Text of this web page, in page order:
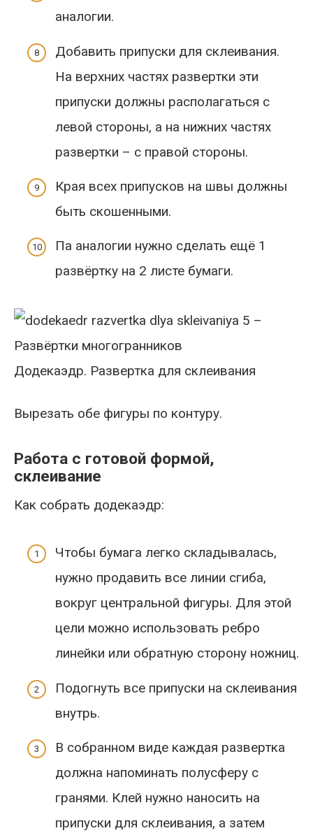
аналогии.
Добавить припуски для склеивания.
На верхних частях развертки эти
припуски должны располагаться с
левой стороны, а на нижних частях
развертки – с правой стороны.
Края всех припусков на швы должны
быть скошенными.
Па аналогии нужно сделать ещё 1
развёртку на 2 листе бумаги.
Додекаэдр. Развертка для склеивания
Вырезать обе фигуры по контуру.
Работа с готовой формой,
склеивание
Как собрать додекаэдр:
Чтобы бумага легко складывалась,
нужно продавить все линии сгиба,
вокруг центральной фигуры. Для этой
цели можно использовать ребро
линейки или обратную сторону ножниц.
Подогнуть все припуски на склеивания
внутрь.
В собранном виде каждая развертка
должна напоминать полусферу с
гранями. Клей нужно наносить на
припуски для склеивания, а затем